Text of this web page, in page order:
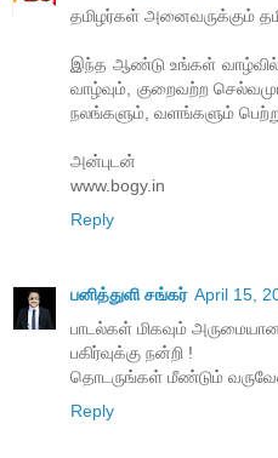
தமிழர்கள் அனைவருக்கும்
இந்த ஆண்டு உங்கள் வாழ்வில்
வாழ்வும், குறைவற்ற
நலங்களும், வளங்களும்
அன்புடன்
www.bogy.in
Reply
பனித்துளி சங்கர் April 15,
பாடல்கள் மிகவும் அருமையான
பகிர்வுக்கு நன்றி !
தொடருங்கள் மீண்டும்
Reply